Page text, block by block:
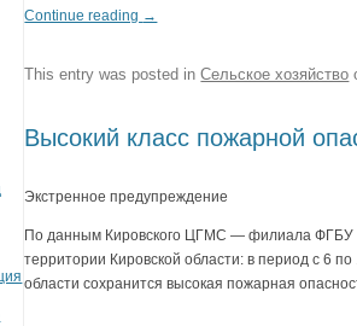
Continue reading →
This entry was posted inСельское хозяйство
Высокий класс пожарной
Экстренное предупреждение
По данным Кировского ЦГМС — филиала
территории Кировской области: в период с 6
области сохранится высокая пожарная